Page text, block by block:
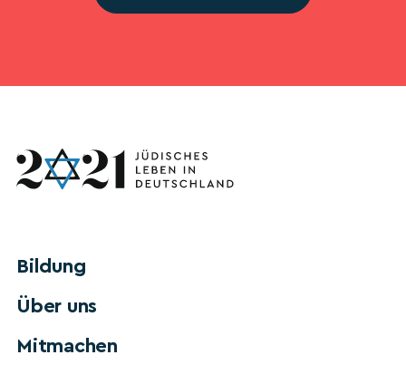
Bildung
Über uns
Mitmachen